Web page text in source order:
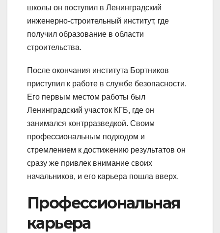
школы он поступил в Ленинградский
инженерно-строительный институт, где
получил образование в области
строительства.
После окончания института Бортников
приступил к работе в службе безопасности.
Его первым местом работы был
Ленинградский участок КГБ, где он
занимался контрразведкой. Своим
профессиональным подходом и
стремлением к достижению результатов он
сразу же привлек внимание своих
начальников, и его карьера пошла вверх.
Профессиональная
карьера